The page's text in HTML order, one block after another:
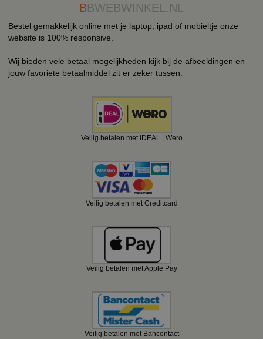
BBWEBWINKEL.NL
Bestel gemakkelijk online met je laptop, ipad of mobieltje onze
website is 100% responsive.
Wij bieden vele betaal mogelijkheden kijk bij de afbeeldingen en
jouw favoriete betaalmiddel zit er zeker tussen.
Veilig betalen met iDEAL | Wero
Veilig betalen met Creditcard
Veilig betalen met Apple Pay
Veilig betalen met Bancontact